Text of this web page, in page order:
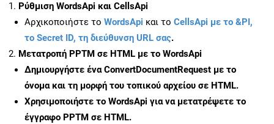
Ρύθμιση WordsApi και CellsApi
Αρχικοποιήστε το WordsApi και το CellsApi με το &PI,
το Secret ID, τη διεύθυνση URL σας.
Μετατροπή PPTM σε HTML με το WordsApi
Δημιουργήστε έναConvertDocumentRequest με το
όνομα και τη μορφή του τοπικού αρχείου σε HTML.
Χρησιμοποιήστε το WordsApi για να μετατρέψετε το
έγγραφο PPTM σε HTML.